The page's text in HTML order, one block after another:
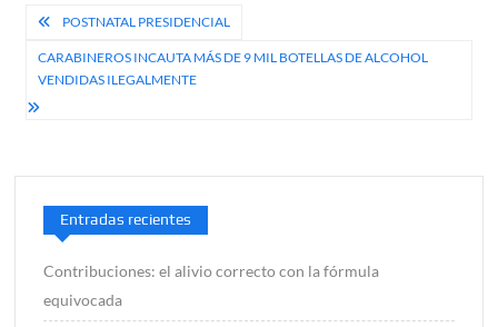
Navegación
de
entradas
POSTNATAL PRESIDENCIAL
CARABINEROS INCAUTA MÁS DE 9 MIL BOTELLAS DE ALCOHOL
VENDIDAS ILEGALMENTE
Entradas recientes
Contribuciones: el alivio correcto con la fórmula
equivocada